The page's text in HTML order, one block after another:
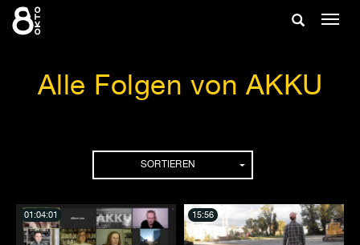
Zum
Inhalt
Suche
Alle Folgen von AKKU
SORTIEREN
01:04:01 15:56